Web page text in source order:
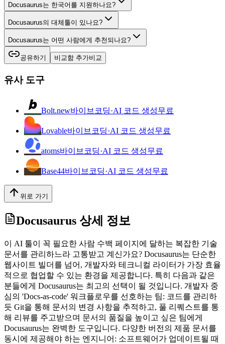
Docusaurus는 한국어를 지원하나요?
Docusaurus의 대체툴이 있나요?
Docusaurus는 어떤 사람에게 추천되나요?
공유하기 비교함 추가비교
유사 도구
Bolt.new바이브코딩·AI 코드 생성무료
Lovable바이브코딩·AI 코드 생성무료
atoms바이브코딩·AI 코드 생성무료
Base44바이브코딩·AI 코드 생성무료
위로 가기
Docusaurus 상세 정보
이 AI 툴이 꼭 필요한 사람 수백 페이지에 달하는 복잡한 기술
문서를 관리하느라 고통받고 계신가요? Docusaurus는 단순한
웹사이트 빌더를 넘어, 개발자와 테크니컬 라이터가 가장 효율
적으로 협업할 수 있는 환경을 제공합니다. 특히 다음과 같은
분들에게 Docusaurus는 최고의 선택이 될 것입니다. 개발자 중
심의 'Docs-as-code' 워크플로우를 선호하는 팀: 코드를 관리하
듯 Git을 통해 문서의 변경 사항을 추적하고, 풀 리퀘스트를 통
해 리뷰를 주고받으며 문서의 품질을 높이고 싶은 팀에게
Docusaurus는 완벽한 도구입니다. 다양한 버전의 제품 문서를
동시에 제공해야 하는 엔지니어: 소프트웨어가 업데이트될 때